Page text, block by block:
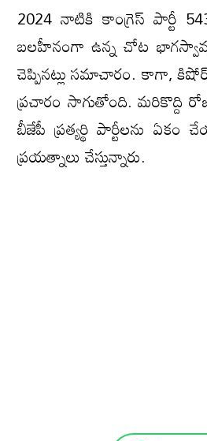
2024 నాటికి కాంగ్రెస్ పార్టీ
బలహీనంగా ఉన్న చోట
చెప్పినట్లు సమాచారం. కాగా,
ప్రచారం సాగుతోంది. మరికొద్ది
బీజేపీ ప్రత్యర్థి పార్టీలను
ప్రయత్నాలు చేస్తున్నారు.